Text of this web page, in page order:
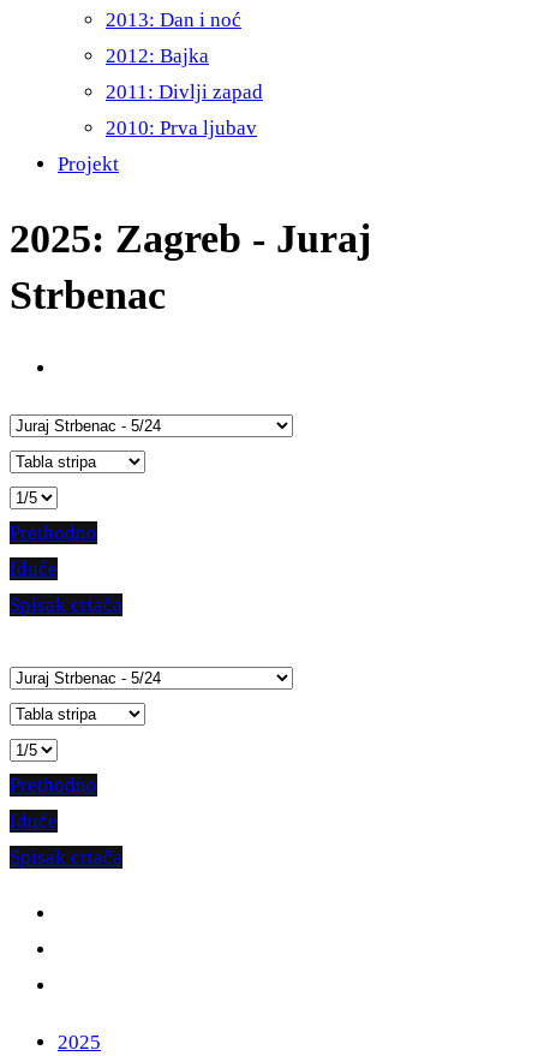
2013: Dan i noć
2012: Bajka
2011: Divlji zapad
2010: Prva ljubav
Projekt
2025: Zagreb - Juraj
Strbenac
Prethodno
Iduće
Spisak crtača
Prethodno
Iduće
Spisak crtača
2025